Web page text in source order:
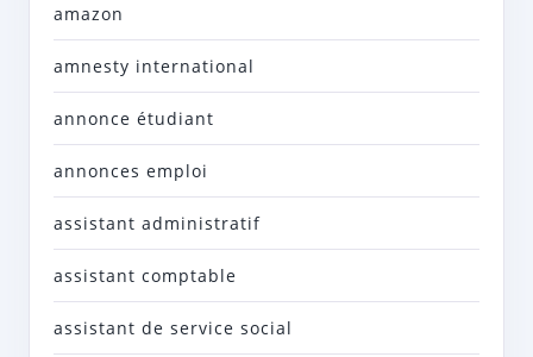
amazon
amnesty international
annonce étudiant
annonces emploi
assistant administratif
assistant comptable
assistant de service social